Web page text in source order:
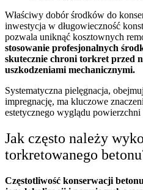
Właściwy dobór środków do
inwestycja w długowieczność
pozwala uniknąć kosztownych
stosowanie profesjonalnych
skutecznie chroni torkret przed
uszkodzeniami mechanicznymi.
Systematyczna pielęgnacja,
impregnację, ma kluczowe
estetycznego wyglądu
Jak często należy
torkretowanego
Częstotliwość konserwacji